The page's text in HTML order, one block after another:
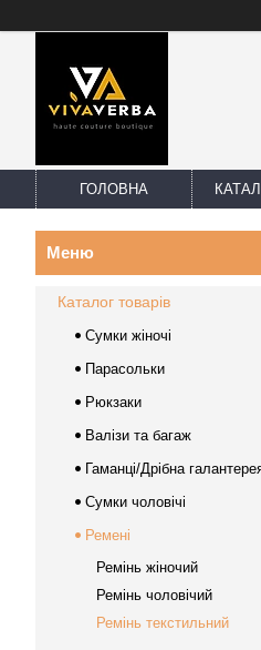
ГОЛОВНА
Каталог товарів
Сумки жіночі
Парасольки
Рюкзаки
Валізи та багаж
Гаманці/Дрібна
Сумки чоловічі
Ремені
Ремінь жіночий
Ремінь чоловічий
Ремінь текстильний